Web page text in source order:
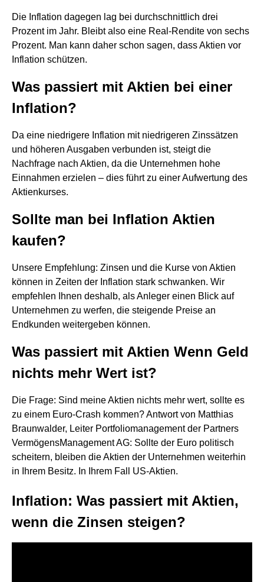
Die Inflation dagegen lag bei durchschnittlich drei
Prozent im Jahr. Bleibt also eine Real-Rendite von sechs
Prozent. Man kann daher schon sagen, dass Aktien vor
Inflation schützen.
Was passiert mit Aktien bei einer
Inflation?
Da eine niedrigere Inflation mit niedrigeren Zinssätzen
und höheren Ausgaben verbunden ist, steigt die
Nachfrage nach Aktien, da die Unternehmen hohe
Einnahmen erzielen – dies führt zu einer Aufwertung des
Aktienkurses.
Sollte man bei Inflation Aktien
kaufen?
Unsere Empfehlung: Zinsen und die Kurse von Aktien
können in Zeiten der Inflation stark schwanken. Wir
empfehlen Ihnen deshalb, als Anleger einen Blick auf
Unternehmen zu werfen, die steigende Preise an
Endkunden weitergeben können.
Was passiert mit Aktien Wenn Geld
nichts mehr Wert ist?
Die Frage: Sind meine Aktien nichts mehr wert, sollte es
zu einem Euro-Crash kommen? Antwort von Matthias
Braunwalder, Leiter Portfoliomanagement der Partners
VermögensManagement AG: Sollte der Euro politisch
scheitern, bleiben die Aktien der Unternehmen weiterhin
in Ihrem Besitz. In Ihrem Fall US-Aktien.
Inflation: Was passiert mit Aktien,
wenn die Zinsen steigen?